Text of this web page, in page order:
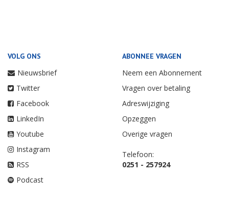
VOLG ONS
Nieuwsbrief
Twitter
Facebook
LinkedIn
Youtube
Instagram
RSS
Podcast
ABONNEE VRAGEN
Neem een Abonnement
Vragen over betaling
Adreswijziging
Opzeggen
Overige vragen
Telefoon:
0251 - 257924